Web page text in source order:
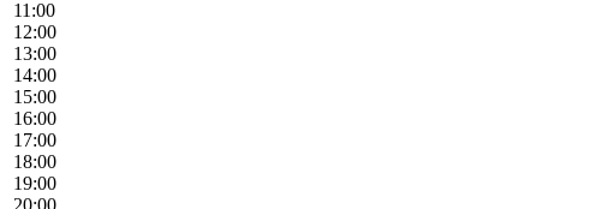
11:00
12:00
13:00
14:00
15:00
16:00
17:00
18:00
19:00
20:00